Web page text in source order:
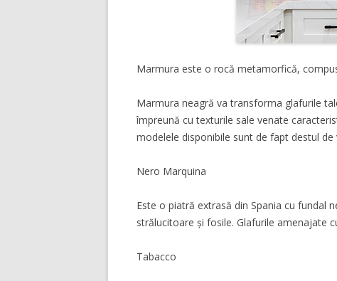
Marmura este o rocă metamorfică,
Marmura neagră va transforma glafurile
împreună cu texturile sale venate
modelele disponibile sunt de fapt destul
Nero Marquina
Este o piatră extrasă din Spania cu fundal
strălucitoare și fosile. Glafurile amenajate
Tabacco